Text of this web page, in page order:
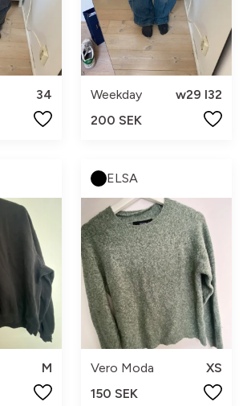
34
Weekday
w29 l32
200 SEK
M
ELSA
Vero Moda
XS
150 SEK